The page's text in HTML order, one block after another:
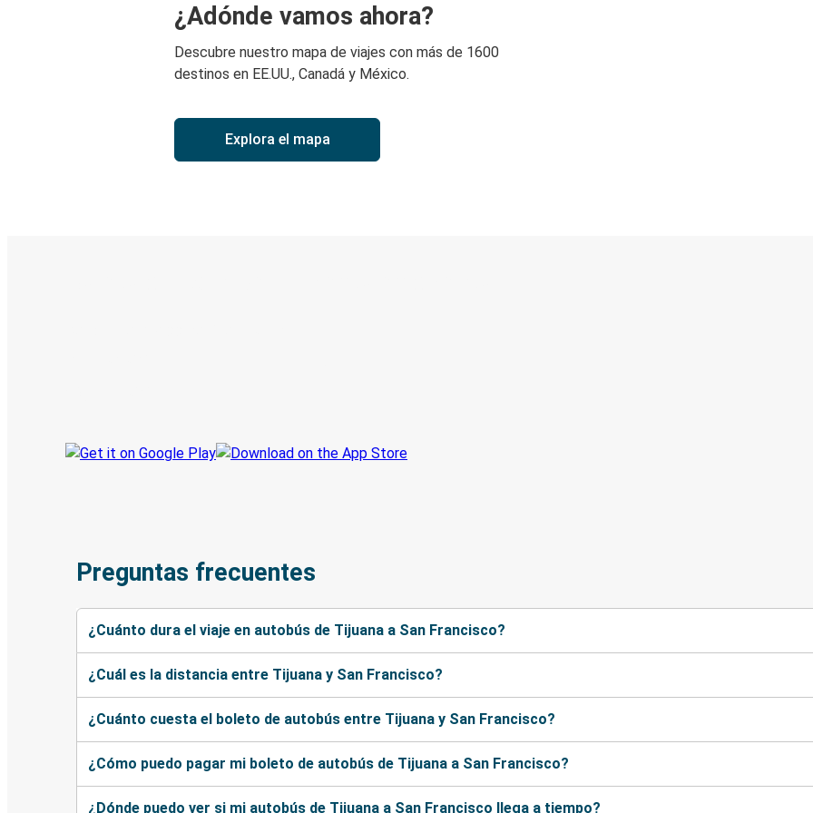
¿Adónde vamos ahora?
Descubre nuestro mapa de viajes con más de 1600
destinos en EE.UU., Canadá y México.
Explora el mapa
Preguntas frecuentes
¿Cuánto dura el viaje en autobús de Tijuana a San Francisco?
¿Cuál es la distancia entre Tijuana y San Francisco?
¿Cuánto cuesta el boleto de autobús entre Tijuana y San Francisco?
¿Cómo puedo pagar mi boleto de autobús de Tijuana a San Francisco?
¿Dónde puedo ver si mi autobús de Tijuana a San Francisco llega a tiempo?